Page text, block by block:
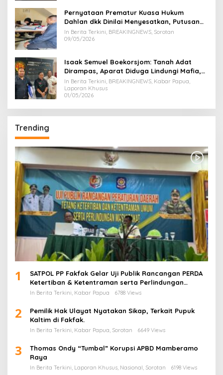
Pernyataan Prematur Kuasa Hukum
Dahlan dkk Dinilai Menyesatkan, Putusan
PK Isaak Boekorsjom Belum Dipublikasikan
In Berita Terkini, BREAKINGNEWS, Sorotan
09/05/2026
Isaak Semuel Boekorsjom: Tanah Adat
Dirampas, Aparat Diduga Lindungi Mafia,
Kasus Kini Jadi Prioritas ATR/BPN
In Berita Terkini, BREAKINGNEWS, Kabar Papua,
Laporan Khusus
01/05/2026
Trending
1
SATPOL PP Fakfak Gelar Uji Publik Rancangan PERDA
Ketertiban & Ketentraman serta Perlindungan
Masyarakat
In Berita Terkini, Kabar Papua 6788 Views
2
Pemilik Hak Ulayat Nyatakan Sikap, Terkait Pupuk
Kaltim di Fakfak.
In Berita Terkini, Kabar Papua, Sorotan 6649 Views
3
Thomas Ondy “Tumbal” Korupsi APBD Mamberamo
Raya
In Berita Terkini, Laporan Khusus, Nasional, Sorotan 6198 Views